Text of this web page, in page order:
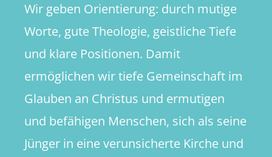
Wir geben Orientierung: durch mutige
Worte, gute Theologie, geistliche Tiefe
und klare Positionen. Damit
ermöglichen wir tiefe Gemeinschaft im
Glauben an Christus und ermutigen
und befähigen Menschen, sich als seine
Jünger in eine verunsicherte Kirche und